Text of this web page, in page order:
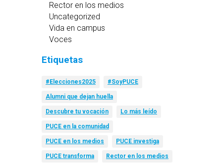
Rector en los medios
Uncategorized
Vida en campus
Voces
Etiquetas
#Elecciones2025 #SoyPUCE
Alumni que dejan huella
Descubre tu vocación Lo más leído
PUCE en la comunidad
PUCE en los medios PUCE investiga
PUCE transforma Rector en los medios